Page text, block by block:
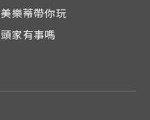
美樂蒂帶你玩
頭家有事嗎